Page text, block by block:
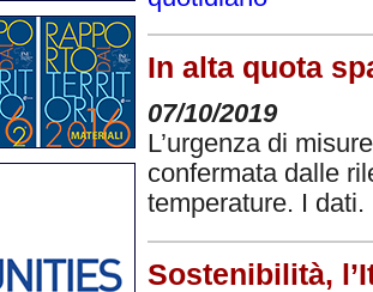
In alta quota
07/10/2019
L’urgenza di
confermata dalle
temperature. I dati.
Sostenibilità,